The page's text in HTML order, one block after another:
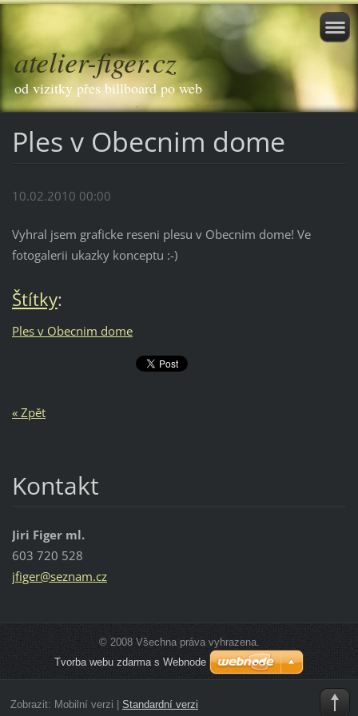
atelier-figer.cz
od vizitky přes billboard po web
Ples v Obecnim dome
10.02.2010 00:00
Vyhral jsem graficke reseni plesu v Obecnim dome! Ve
fotogalerii ukazky konceptu :-)
Štítky:
Ples v Obecnim dome
« Zpět
Kontakt
Jiri Figer ml.
603 720 528
jfiger@seznam.cz
© 2008 Všechna práva vyhrazena.
Tvorba webu zdarma s Webnode
Zobrazit: Mobilní verzi Standardní verzi